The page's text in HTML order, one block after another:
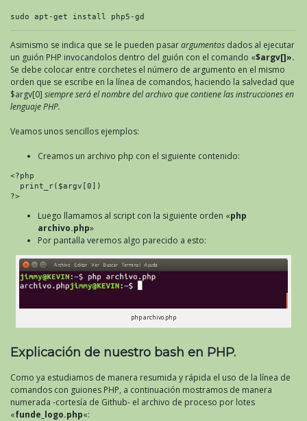
sudo apt-get install php5-gd
Asimismo se indica que se le pueden pasarargumentos dados al ejecutar
un guión PHP invocandolos dentro del guión con el comando «$argv[]».
Se debe colocar entre corchetes el número de argumento en el mismo
orden que se escribe en la línea de comandos, haciendo la salvedad que
$argv[0] siempre será el nombre del archivo que contiene las instrucciones en
lenguaje PHP.
Veamos unos sencillos ejemplos:
Creamos un archivo php con el siguiente contenido:
<?php
  print_r($argv[0])
?>
Luego llamamos al script con la siguiente orden «php
archivo.php»
Por pantalla veremos algo parecido a esto:
php archivo.php
Explicación de nuestro bash en PHP.
Como ya estudiamos de manera resumida y rápida el uso de la línea de
comandos con guiones PHP, a continuación mostramos de manera
numerada -cortesía de Github- el archivo de proceso por lotes
«funde_logo.php«: